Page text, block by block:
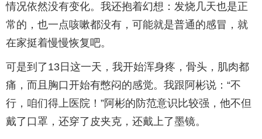
情况依然没有变化。我还抱着幻想：发烧几天也是正
常的，也一点咳嗽都没有，可能就是普通的感冒，就
在家挺着慢慢恢复吧。
可是到了13日这一天，我开始浑身疼，骨头，肌肉都
痛，而且胸口开始有憋闷的感觉。我跟阿彬说：“不
行，咱们得上医院！”阿彬的防范意识比较强，他不但
戴了口罩，还穿了皮夹克，还戴上了墨镜。